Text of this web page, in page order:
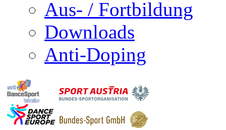
Aus- / Fortbildung
Downloads
Anti-Doping